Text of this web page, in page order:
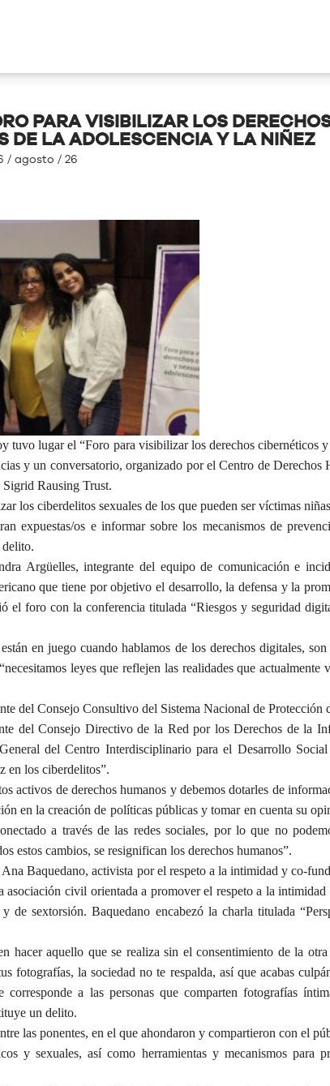
PARA VISIBILIZAR LOS
DE LA ADOLESCENCIA Y LA NIÑEZ
/ agosto / 26
tuvo lugar el “Foro para visibilizar los derechos cibernéticos y
y un conversatorio, organizado por el Centro de Derechos
Rausing Trust.
los ciberdelitos sexuales de los que pueden ser víctimas
expuestas/os e informar sobre los mecanismos de
delito.
Argüelles, integrante del equipo de comunicación e
que tiene por objetivo el desarrollo, la defensa y la
el foro con la conferencia titulada “Riesgos y seguridad
en juego cuando hablamos de los derechos digitales,
leyes que reflejen las realidades que actualmente
del Consejo Consultivo del Sistema Nacional de Protección
del Consejo Directivo de la Red por los Derechos de la
del Centro Interdisciplinario para el Desarrollo
en los ciberdelitos”.
activos de derechos humanos y debemos dotarles de
en la creación de políticas públicas y tomar en cuenta su
a través de las redes sociales, por lo que no
estos cambios, se resignifican los derechos humanos”.
Baquedano, activista por el respeto a la intimidad y co-
civil orientada a promover el respeto a la intimidad
sextorsión. Baquedano encabezó la charla titulada
hacer aquello que se realiza sin el consentimiento de la otra
fotografías, la sociedad no te respalda, así que acabas
a las personas que comparten fotografías
un delito.
las ponentes, en el que ahondaron y compartieron con el
y sexuales, así como herramientas y mecanismos para